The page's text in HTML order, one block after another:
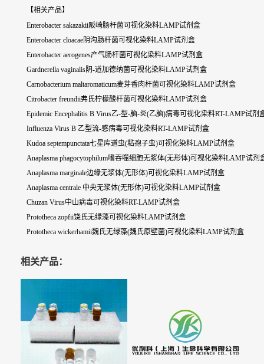
【相关产品】
Enterobacter sakazakii阪崎肠杆菌可视化染料LAMP试剂盒
Enterobacter cloacae阴沟肠杆菌可视化染料LAMP试剂盒
Enterobacter aerogenes产气肠杆菌可视化染料LAMP试剂盒
Gardnerella vaginalis阴-道加德纳菌可视化染料LAMP试剂盒
Carnobacterium maltaromaticum麦芽香肉杆菌可视化染料LAMP试剂盒
Citrobacter freundii弗氏柠檬酸杆菌可视化染料LAMP试剂盒
Epidemic Encephalitis B Virus乙-型-脑-炎(乙脑)病毒可视化染料RT-LAMP试剂
Influenza Virus B 乙型流-感病毒可视化染料RT-LAMP试剂盒
Kudoa septempunctata七星库道虫(粘孢子虫)可视化染料LAMP试剂盒
Anaplasma phagocytophilum嗜吞噬细胞无浆体(无形体)可视化染料LAMP试剂
Anaplasma marginale边缘无浆体(无形体)可视化染料LAMP试剂盒
Anaplasma centrale 中央无浆体(无形体)可视化染料LAMP试剂盒
Chuzan Virus中山病毒可视化染料RT-LAMP试剂盒
Prototheca zopfii饶氏无绿藻可视化染料LAMP试剂盒
Prototheca wickerhamii魏氏无绿藻(魏氏原壁菌)可视化染料LAMP试剂盒
相关产品：